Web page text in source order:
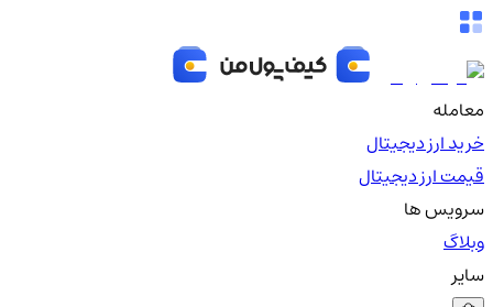
معامله
خرید ارز دیجیتال
قیمت ارز دیجیتال
سرویس ها
وبلاگ
سایر